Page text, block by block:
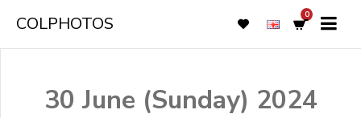
COLPHOTOS 0
30 June (Sunday) 2024